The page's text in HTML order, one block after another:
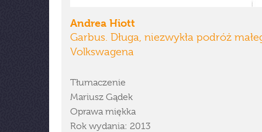
Andrea Hiott
Garbus. Długa, niezwykła podróż
Volkswagena
Tłumaczenie
Mariusz Gądek
Oprawa miękka
Rok wydania: 2013